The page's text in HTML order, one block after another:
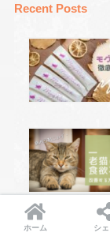
Recent Posts
ホーム シ